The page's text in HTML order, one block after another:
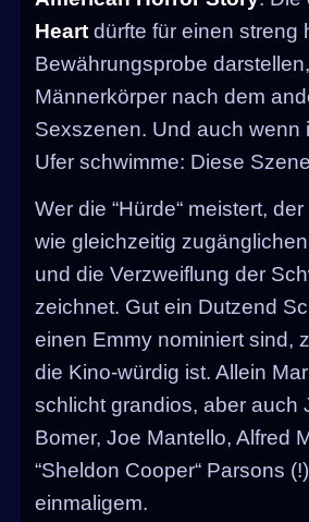
Heart dürfte für einen streng
Bewährungsprobe
Männerkörper nach dem
Sexszenen. Und auch wenn
Ufer schwimme: Diese
Wer die “Hürde“ meistert,
wie gleichzeitig
und die Verzweiflung der
zeichnet. Gut ein Dutzend
einen Emmy nominiert sind,
die Kino-würdig ist. Allein
schlicht grandios, aber auch
Bomer, Joe Mantello, Alfred
“Sheldon Cooper“ Parsons
einmaligem.